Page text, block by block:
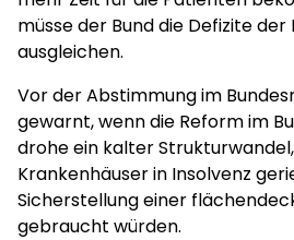
müsse der Bund die Defizite
ausgleichen.
Vor der Abstimmung im
gewarnt, wenn die Reform im
drohe ein kalter
Krankenhäuser in Insolvenz
Sicherstellung einer
gebraucht würden.